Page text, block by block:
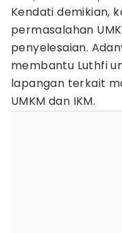
Kendati demikian,
permasalahan
penyelesaian.
membantu Luthfi
lapangan terkait
UMKM dan IKM.